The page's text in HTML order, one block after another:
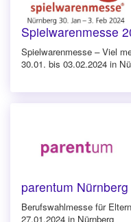
Spielwarenmesse
Spielwarenmesse – Viel
30.01. bis 03.02.2024 in
parentum
Berufswahlmesse für
27.01.2024 in Nürnberg